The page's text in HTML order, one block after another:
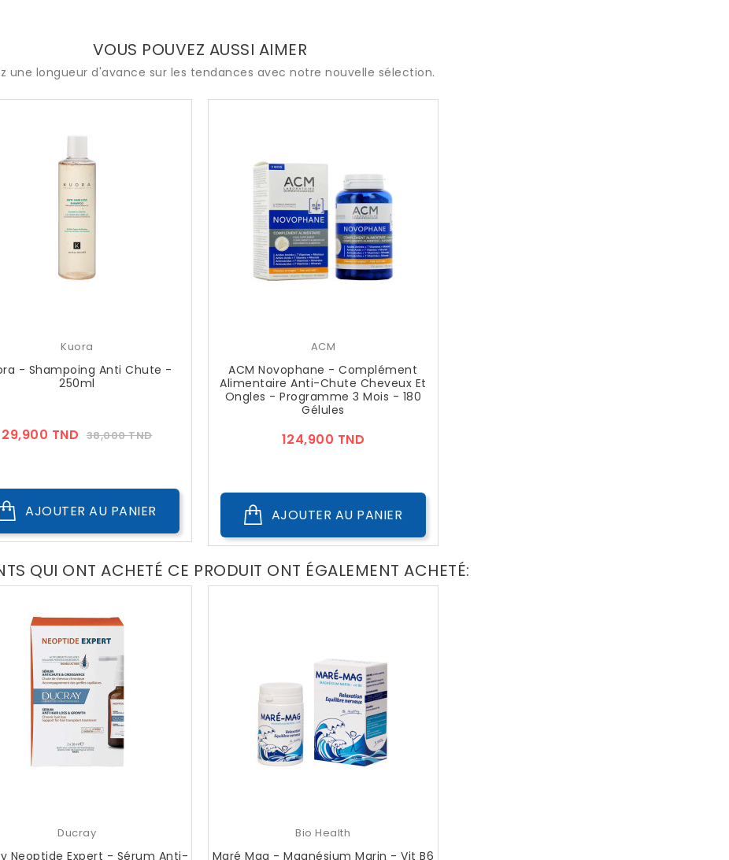
VOUS POUVEZ AUSSI AIMER
une longueur d'avance sur les tendances avec notre nouvelle sélection.
Kuora
- Shampoing Anti Chute -
250ml
29,900 TND Prix
38,000 TNDPrix
AJOUTER AU PANIER
ACM
ACM Novophane - Complément
Alimentaire Anti-Chute Cheveux Et
Ongles - Programme 3 Mois - 180
Gélules
124,900 TND
AJOUTER AU PANIER
QUI ONT ACHETÉ CE PRODUIT ONT ÉGALEMENT ACHETÉ:
Ducray
Neoptide Expert - Sérum Anti-
Bio Health
Maré Mag - Magnésium Marin - Vit B6